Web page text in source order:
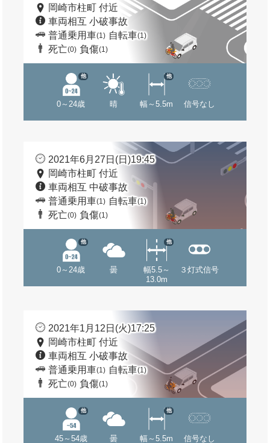
岡崎市柱町 付近
車両相互 小破事故
普通乗用車(1) 自転車(1)
死亡(0) 負傷(1)
0～24歳
他
晴 幅～5.5m
他
信号なし
2021年6月27日(日)19:45
岡崎市柱町 付近
車両相互 中破事故
普通乗用車(1) 自転車(1)
死亡(0) 負傷(1)
0～24歳
他
曇
幅5.5～
13.0m
他
３灯式信号
2021年1月12日(火)17:25
岡崎市柱町 付近
車両相互 小破事故
普通乗用車(1) 自転車(1)
死亡(0) 負傷(1)
45～54歳
他
曇 幅～5.5m
他
信号なし